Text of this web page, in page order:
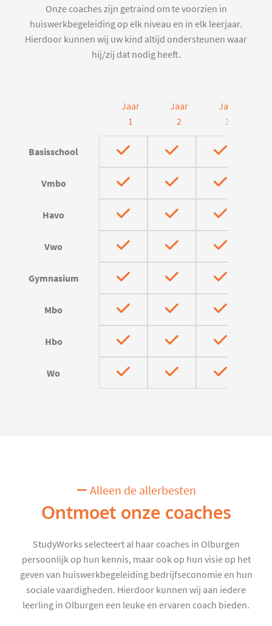
Onze coaches zijn getraind om te voorzien in
huiswerkbegeleiding op elk niveau en in elk leerjaar.
Hierdoor kunnen wij uw kind altijd ondersteunen waar
hij/zij dat nodig heeft.
Jaar
1
Jaar
2
Jaar
3
Basisschool
Vmbo
Havo
Vwo
Gymnasium
Mbo
Hbo
Wo
Alleen de allerbesten
Ontmoet onze coaches
StudyWorks selecteert al haar coaches in Olburgen
persoonlijk op hun kennis, maar ook op hun visie op het
geven van huiswerkbegeleiding bedrijfseconomie en hun
sociale vaardigheden. Hierdoor kunnen wij aan iedere
leerling in Olburgen een leuke en ervaren coach bieden.